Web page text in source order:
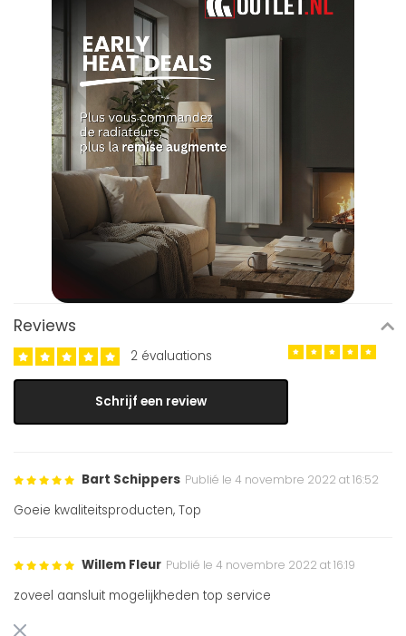
Reviews
2 évaluations
Schrijf een review
Bart Schippers Publié le 4 novembre 2022 at 16:52
Goeie kwaliteitsproducten, Top
Willem Fleur Publié le 4 novembre 2022 at 16:19
zoveel aansluit mogelijkheden top service